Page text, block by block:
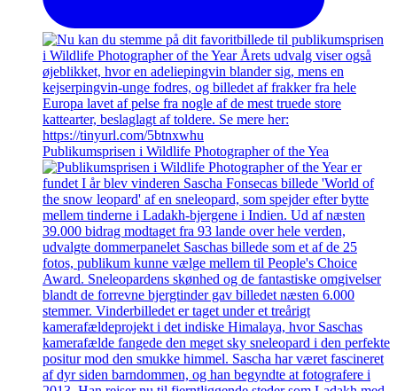
Publikumsprisen i Wildlife Photographer of the Yea